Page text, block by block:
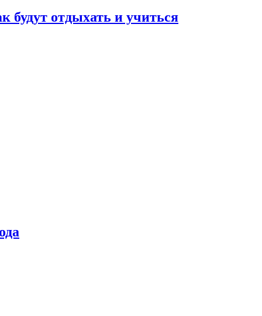
будут отдыхать и учиться